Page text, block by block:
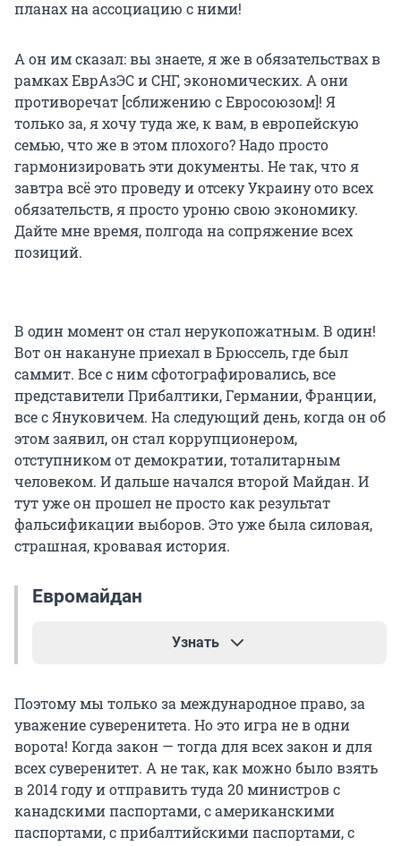
планах на ассоциацию с ними!
А он им сказал: вы знаете, я же в обязательствах в
рамках ЕврАзЭС и СНГ, экономических. А они
противоречат [сближению с Евросоюзом]! Я
только за, я хочу туда же, к вам, в европейскую
семью, что же в этом плохого? Надо просто
гармонизировать эти документы. Не так, что я
завтра всё это проведу и отсеку Украину ото всех
обязательств, я просто уроню свою экономику.
Дайте мне время, полгода на сопряжение всех
позиций.
В один момент он стал нерукопожатным. В один!
Вот он накануне приехал в Брюссель, где был
саммит. Все с ним сфотографировались, все
представители Прибалтики, Германии, Франции,
все с Януковичем. На следующий день, когда он об
этом заявил, он стал коррупционером,
отступником от демократии, тоталитарным
человеком. И дальше начался второй Майдан. И
тут уже он прошел не просто как результат
фальсификации выборов. Это уже была силовая,
страшная, кровавая история.
Евромайдан
Узнать
центре Киева, начавшаяся 21 ноября 2013 года
после приостановки украинским
правительством подготовки к соглашению об
ассоциации между Украиной и Евросоюзом.
Протесты произошли и в других регионах
страны, во время столкновения между
сторонниками и противниками Евромайдана
Поэтому мы только за международное право, за
уважение суверенитета. Но это игра не в одни
ворота! Когда закон — тогда для всех закон и для
всех суверенитет. А не так, как можно было взять
в 2014 году и отправить туда 20 министров с
канадскими паспортами, с американскими
паспортами, с прибалтийскими паспортами, с